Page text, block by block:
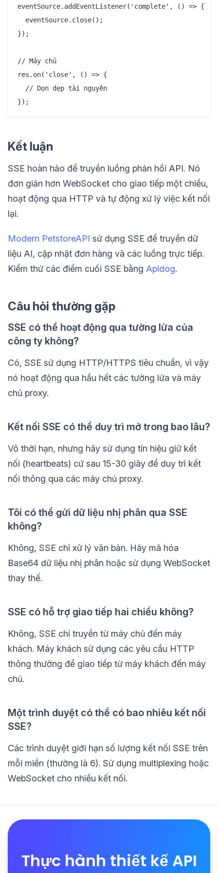
eventSource.addEventListener('complete', () => {
  eventSource.close();
});
// Máy chủ
res.on('close', () => {
  // Dọn dẹp tài nguyên
Kết luận
SSE hoàn hảo để truyền luồng phản hồi API. Nó
đơn giản hơn WebSocket cho giao tiếp một chiều,
hoạt động qua HTTP và tự động xử lý việc kết nối
lại.
Modern PetstoreAPI sử dụng SSE để truyền dữ
liệu AI, cập nhật đơn hàng và các luồng trực tiếp.
Kiểm thử các điểm cuối SSE bằng Apidog.
Câu hỏi thường gặp
SSE có thể hoạt động qua tường lửa của
công ty không?
Có, SSE sử dụng HTTP/HTTPS tiêu chuẩn, vì vậy
nó hoạt động qua hầu hết các tường lửa và máy
chủ proxy.
Kết nối SSE có thể duy trì mở trong bao lâu?
Vô thời hạn, nhưng hãy sử dụng tín hiệu giữ kết
nối (heartbeats) cứ sau 15-30 giây để duy trì kết
nối thông qua các máy chủ proxy.
Tôi có thể gửi dữ liệu nhị phân qua SSE
không?
Không, SSE chỉ xử lý văn bản. Hãy mã hóa
Base64 dữ liệu nhị phân hoặc sử dụng WebSocket
thay thế.
SSE có hỗ trợ giao tiếp hai chiều không?
Không, SSE chỉ truyền từ máy chủ đến máy
khách. Máy khách sử dụng các yêu cầu HTTP
thông thường để giao tiếp từ máy khách đến máy
chủ.
Một trình duyệt có thể có bao nhiêu kết nối
SSE?
Các trình duyệt giới hạn số lượng kết nối SSE trên
mỗi miền (thường là 6). Sử dụng multiplexing hoặc
WebSocket cho nhiều kết nối.
Thực hành thiết kế API